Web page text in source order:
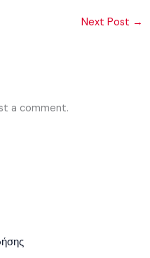
Next Post →
a comment.